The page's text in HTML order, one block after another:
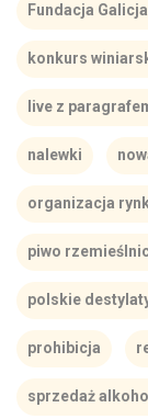
Fundacja
konkurs
live z
nalewki
organizacja
piwo
polskie
prohibicja
sprzedaż